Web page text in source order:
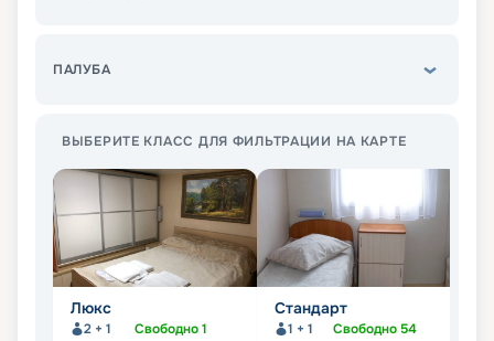
ПАЛУБА
ВЫБЕРИТЕ КЛАСС ДЛЯ ФИЛЬТРАЦИИ НА КАРТЕ
Люкс
2 + 1 Свободно1
Стандарт
1 + 1 Свободно54